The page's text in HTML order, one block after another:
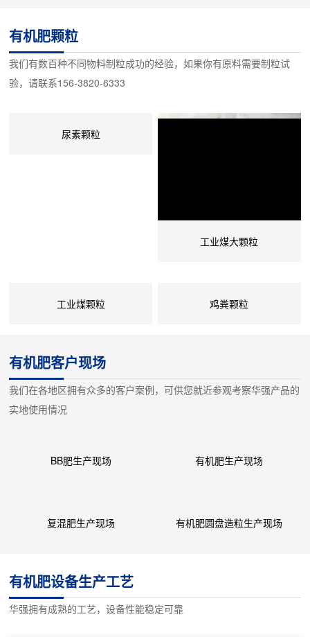
却等工艺过程，制成含水量13%以下的无臭颗粒状成品，可用做有
机肥或饲料的主要原料。猪粪烘干机操作弹性大、干燥成本低。适
应性强、可靠性高。处理能力大，燃料消耗...
有机肥颗粒
我们有数百种不同物料制粒成功的经验，如果你有原料需要制粒试
验，请联系156-3820-6333
尿素颗粒
工业煤大颗粒
工业煤颗粒 鸡粪颗粒
有机肥客户现场
我们在各地区拥有众多的客户案例，可供您就近参观考察华强产品的
实地使用情况
BB肥生产现场 有机肥生产现场
复混肥生产现场 有机肥圆盘造粒生产现场
有机肥设备生产工艺
华强拥有成熟的工艺，设备性能稳定可靠